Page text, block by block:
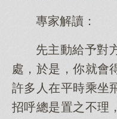
專家解讀：
先主動給予對
處，於是，你就會
許多人在平時乘坐
招呼總是置之不理